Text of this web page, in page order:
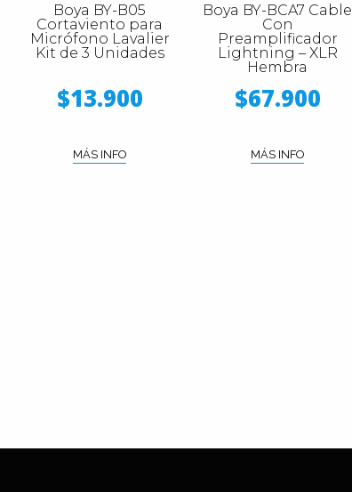
Boya BY-B05
Cortaviento para
Micrófono Lavalier
Kit de 3 Unidades
$13.900
MÁS INFO
Boya BY-BCA7 Cable
Con
Preamplificador
Lightning – XLR
Hembra
$67.900
MÁS INFO